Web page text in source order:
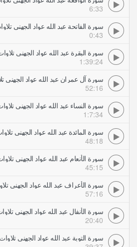
6:33
سورة الفاتحة عبد الله عواد الجهني
0:43
سورة البقرة عبد الله عواد الجهني
1:39:24
سورة آل عمران عبد الله عواد الجهني
52:16
سورة النساء عبد الله عواد الجهني
1:7:34
سورة المائدة عبد الله عواد الجهني
48:18
سورة الأنعام عبد الله عواد الجهني
45:15
سورة الأعراف عبد الله عواد الجهني
57:16
سورة الأنفال عبد الله عواد الجهني
20:40
سورة التوبة عبد الله عواد الجهني تلاوات